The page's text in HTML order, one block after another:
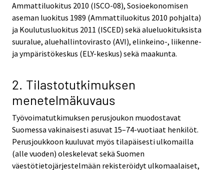
Ammattiluokitus 2010 (ISCO-08), Sosioekonomisen
aseman luokitus 1989 (Ammattiluokitus 2010 pohjalta)
ja Koulutusluokitus 2011 (ISCED) sekä alueluokituksista
suuralue, aluehallintovirasto (AVI), elinkeino-, liikenne-
ja ympäristökeskus (ELY-keskus) sekä maakunta.
2. Tilastotutkimuksen
menetelmäkuvaus
Työvoimatutkimuksen perusjoukon muodostavat
Suomessa vakinaisesti asuvat 15–74-vuotiaat henkilöt.
Perusjoukkoon kuuluvat myös tilapäisesti ulkomailla
(alle vuoden) oleskelevat sekä Suomen
väestötietojärjestelmään rekisteröidyt ulkomaalaiset,